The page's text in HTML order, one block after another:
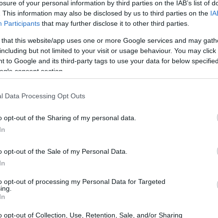
of your personal information by third parties on the IAB’s list of
This information may also be disclosed by us to third parties on the
Participants that may further disclose it to other third parties.
that this website/app uses one or more Google services and may
but not limited to your visit or usage behaviour. You may
to Google and its third-party tags to use your data for below
consent section.
Data Processing Opt Outs
opt-out of the Sharing of my personal data.
opt-out of the Sale of my Personal Data.
opt-out of processing my Personal Data for Targeted
opt-out of Collection, Use, Retention, Sale, and/or Sharing
sfida che potrebbe rivelarsi cruciale per le
oltre un mese senza vittorie, i rossoblù cercano di
tre punti fondamentali. La partita si svolgerà
le 20.45. Il tecnico Davide Nicola ha dichiarato che,
uno spareggio, la vittoria sarebbe un’iniezione di
di analizzare non solo il risultato, ma
sempre difficile”, ha affermato, evidenziando che
dinamiche di gioco. Il Cagliari, attualmente in
di saper mettere in difficoltà squadre più